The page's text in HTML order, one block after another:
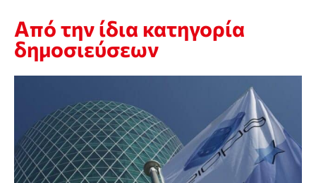
Από την ίδια κατηγορία
δημοσιεύσεων